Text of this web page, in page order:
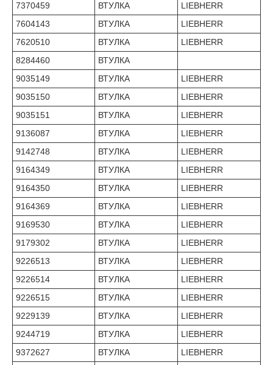
7370459
ВТУЛКА
LIEBHERR
7604143
ВТУЛКА
LIEBHERR
7620510
ВТУЛКА
LIEBHERR
8284460
ВТУЛКА
9035149
ВТУЛКА
LIEBHERR
9035150
ВТУЛКА
LIEBHERR
9035151
ВТУЛКА
LIEBHERR
9136087
ВТУЛКА
LIEBHERR
9142748
ВТУЛКА
LIEBHERR
9164349
ВТУЛКА
LIEBHERR
9164350
ВТУЛКА
LIEBHERR
9164369
ВТУЛКА
LIEBHERR
9169530
ВТУЛКА
LIEBHERR
9179302
ВТУЛКА
LIEBHERR
9226513
ВТУЛКА
LIEBHERR
9226514
ВТУЛКА
LIEBHERR
9226515
ВТУЛКА
LIEBHERR
9229139
ВТУЛКА
LIEBHERR
9244719
ВТУЛКА
LIEBHERR
9372627
ВТУЛКА LIEBHERR